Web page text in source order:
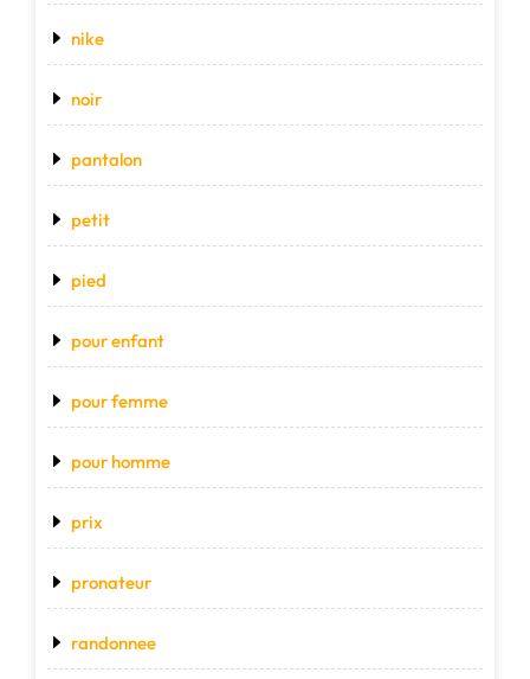
nike
noir
pantalon
petit
pied
pour enfant
pour femme
pour homme
prix
pronateur
randonnee